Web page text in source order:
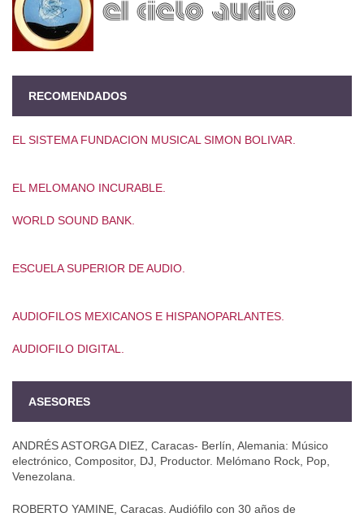
RECOMENDADOS
EL SISTEMA FUNDACION MUSICAL SIMON BOLIVAR.
EL MELOMANO INCURABLE.
WORLD SOUND BANK.
ESCUELA SUPERIOR DE AUDIO.
AUDIOFILOS MEXICANOS E HISPANOPARLANTES.
AUDIOFILO DIGITAL.
ASESORES
ANDRÉS ASTORGA DIEZ, Caracas- Berlín, Alemania: Músico
electrónico, Compositor, DJ, Productor. Melómano Rock, Pop,
Venezolana.
ROBERTO YAMINE, Caracas. Audiófilo con 30 años de